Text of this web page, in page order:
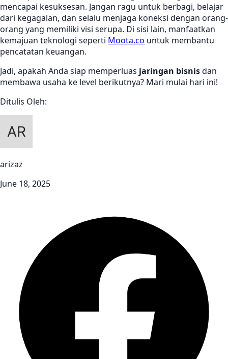
mencapai kesuksesan. Jangan ragu untuk berbagi, belajar
dari kegagalan, dan selalu menjaga koneksi dengan orang-
orang yang memiliki visi serupa. Di sisi lain, manfaatkan
kemajuan teknologi seperti Moota.co untuk membantu
pencatatan keuangan.
Jadi, apakah Anda siap memperluas jaringan bisnisdan
membawa usaha ke level berikutnya? Mari mulai hari ini!
Ditulis Oleh:
arizaz
June 18, 2025